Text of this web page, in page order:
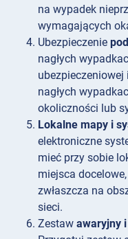
na wypadek
wymagających
Ubezpieczenie
nagłych
nagłych
okoliczności lub
Lokalne mapy i
elektroniczne
mieć przy sobie
miejsca
zwłaszcza na
sieci.
Zestaw awaryjny